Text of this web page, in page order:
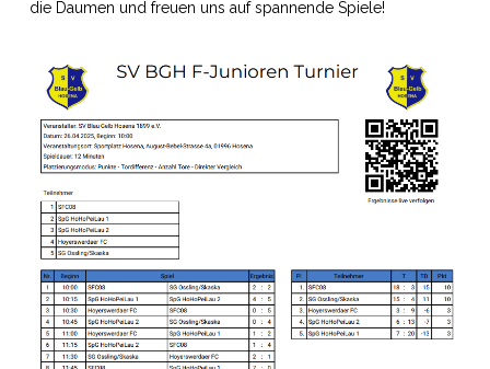
die Daumen und freuen uns auf spannende Spiele!